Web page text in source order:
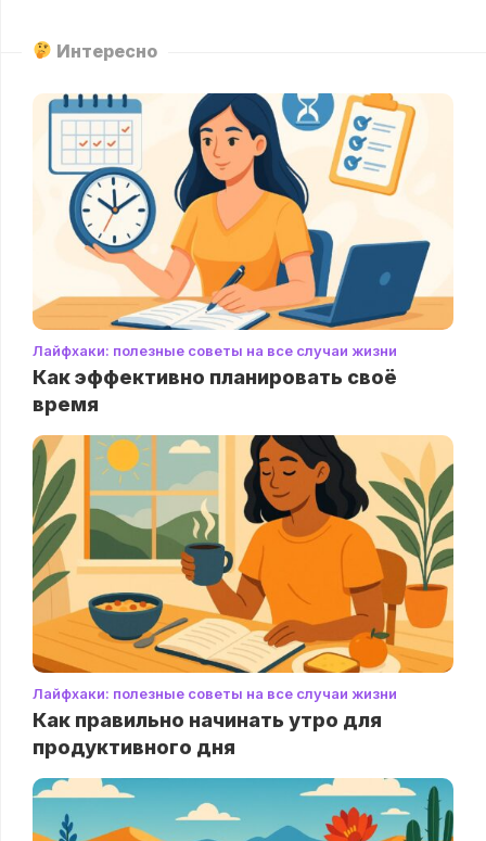
Интересно
Лайфхаки: полезные советы на все случаи жизни
Как эффективно планировать своё
время
Лайфхаки: полезные советы на все случаи жизни
Как правильно начинать утро для
продуктивного дня